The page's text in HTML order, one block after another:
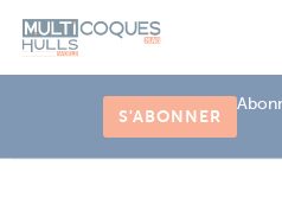
S'ABONNER